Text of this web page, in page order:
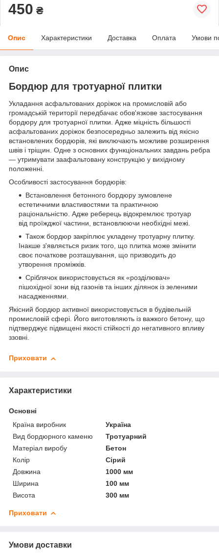
450 ₴
Опис Характеристики Доставка Оплата Умови
Опис
Бордюр для тротуарної плитки
Укладання асфальтованих доріжок на промисловій або
громадській території передбачає обов'язкове застосування
бордюру для тротуарної плитки. Адже міцність більшості
асфальтованих доріжок безпосередньо залежить від якісно
встановлених бордюрів, які виключають можливе розширення
швів і тріщин. Одне з основних функціональних завдань ребра
— утримувати заафальтовану конструкцію у вихідному
положенні.
Особливості застосування бордюрів:
Встановлення бетонного бордюру зумовлене
естетичними властивостями та практичною
раціональністю. Адже реберець відокремлює тротуар
від проїжджої частини, встановлюючи необхідні межі.
Також бордюр закріплює укладену тротуарну плитку.
Інакше з'являється ризик того, що плитка може змінити
своє початкове розташування, що призводить до
утворення проміжків.
Сріблячок використовується як «розділювач»
пішохідної зони від газонів та інших ділянок із зеленими
насадженнями.
Якісний бордюр активної використовується в будівельній
промисловій сфері. Його виготовляють із важкого бетону, що
підтверджує підвищені якості стійкості до негативного впливу
ззовні.
Приховати
Характеристики
Основні
Країна виробник
Україна
Вид бордюрного каменю
Тротуарний
Матеріал виробу
Бетон
Колір
Сірий
Довжина
1000 мм
Ширина
100 мм
Висота
300 мм
Приховати
Умови доставки